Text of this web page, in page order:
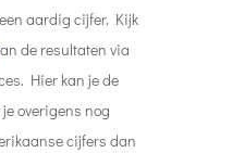
aardig cijfer. Kijk
de resultaten via
Hier kan je de
overigens nog
cijfers dan